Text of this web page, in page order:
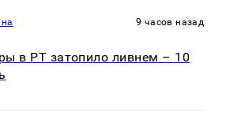
9 часов назад
в РТ затопило ливнем – 10